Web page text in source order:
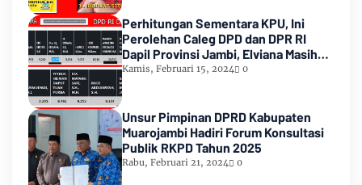
Perhitungan Sementara KPU, Ini
Perolehan Caleg DPD dan DPR RI
Dapil Provinsi Jambi, Elviana Masih
Urutan Kedua Teratas
Kamis, Februari 15, 2024 0
Unsur Pimpinan DPRD Kabupaten
Muarojambi Hadiri Forum Konsultasi
Publik RKPD Tahun 2025
Rabu, Februari 21, 2024 0